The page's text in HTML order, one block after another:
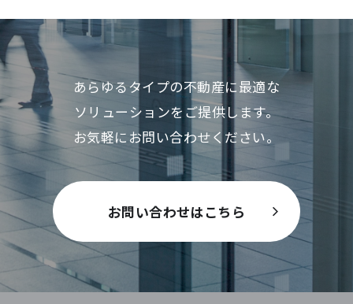
あらゆるタイプの不動産に最適な
ソリューションをご提供します。
お気軽にお問い合わせください。
お問い合わせはこちら